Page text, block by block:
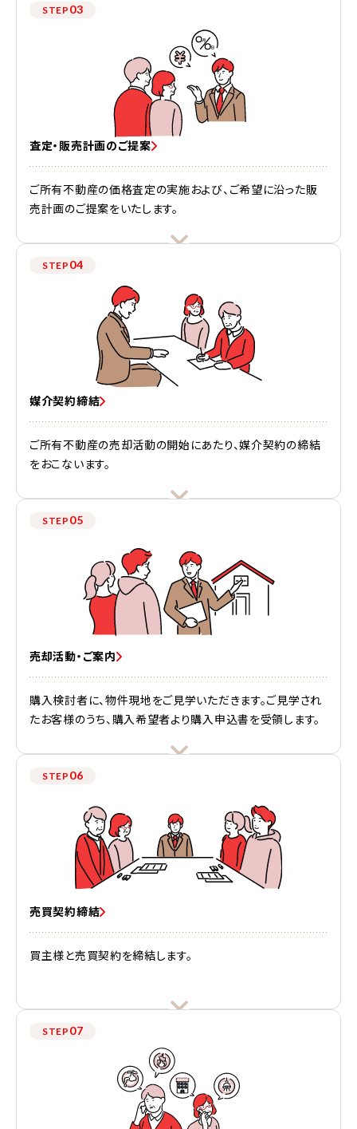
STEP 03
査定・販売計画のご提案
ご所有不動産の価格査定の実施および、ご希望に沿った販
売計画のご提案をいたします。
STEP 04
媒介契約締結
ご所有不動産の売却活動の開始にあたり、媒介契約の締結
をおこないます。
STEP 05
売却活動・ご案内
購入検討者に、物件現地をご見学いただきます。ご見学され
たお客様のうち、購入希望者より購入申込書を受領します。
STEP 06
売買契約締結
買主様と売買契約を締結します。
STEP 07